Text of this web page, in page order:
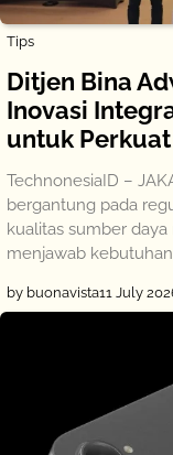
Tips
Ditjen Bina
Inovasi
untuk Perkuat
TechnonesiaID –
bergantung pada
kualitas sumber
menjawab
by buonavista11 July